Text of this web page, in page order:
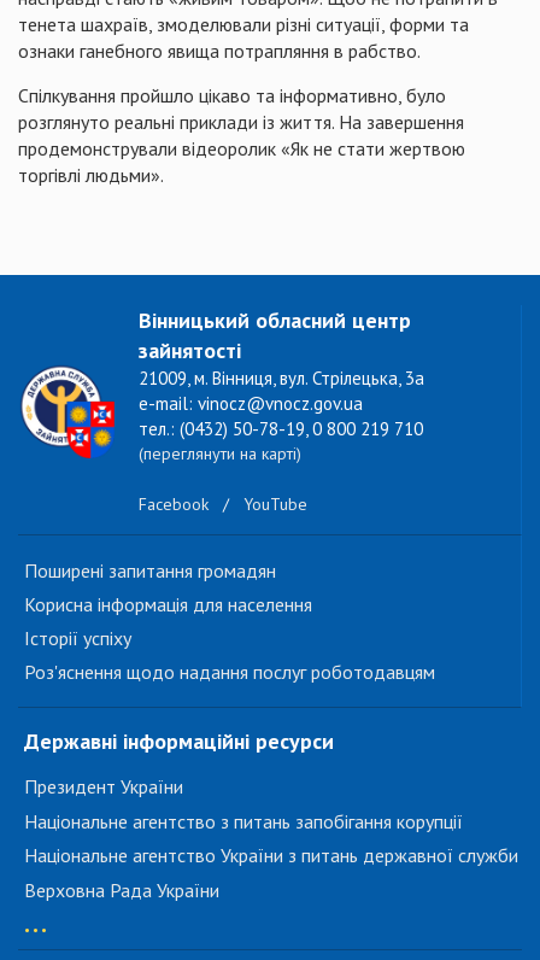
тенета шахраїв, змоделювали різні ситуації, форми та
ознаки ганебного явища потрапляння в рабство.
Спілкування пройшло цікаво та інформативно, було
розглянуто реальні приклади із життя. На завершення
продемонстрували відеоролик «Як не стати жертвою
торгівлі людьми».
Вінницький обласний центр
зайнятості
21009, м. Вінниця, вул. Стрілецька, 3а
e-mail: vinocz@vnocz.gov.ua
тел.: (0432) 50-78-19, 0 800 219 710
(переглянути на карті)
Facebook / YouTube
Поширені запитання громадян
Корисна інформація для населення
Історії успіху
Роз'яснення щодо надання послуг роботодавцям
Державні інформаційні ресурси
Президент України
Національне агентство з питань запобігання корупції
Національне агентство України з питань державної служби
Верховна Рада України
...